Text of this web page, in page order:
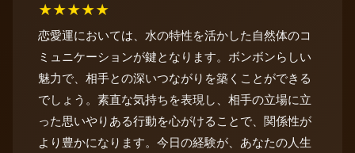
★★★★★
恋愛運においては、水の特性を活かした自然体のコ
ミュニケーションが鍵となります。ボンボンらしい
魅力で、相手との深いつながりを築くことができる
でしょう。素直な気持ちを表現し、相手の立場に立
った思いやりある行動を心がけることで、関係性が
より豊かになります。今日の経験が、あなたの人生